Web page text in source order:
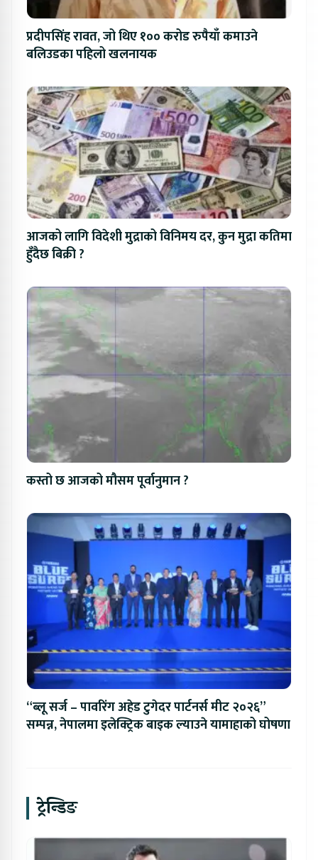
प्रदीपसिंह रावत, जो थिए १०० करोड रुपैयाँ कमाउने
बलिउडका पहिलो खलनायक
आजको लागि विदेशी मुद्राको विनिमय दर, कुन मुद्रा कतिमा
हुँदैछ बिक्री ?
कस्तो छ आजको मौसम पूर्वानुमान ?
“ब्लू सर्ज – पावरिंग अहेड टुगेदर पार्टनर्स मीट २०२६”
सम्पन्न, नेपालमा इलेक्ट्रिक बाइक ल्याउने यामाहाको घोषणा
ट्रेन्डिङ